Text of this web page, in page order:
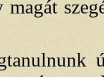
magát